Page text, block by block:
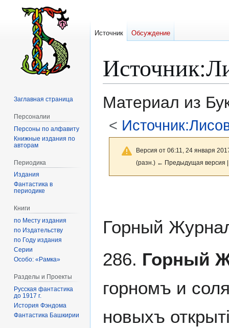
Источник:
Материал из
<
Версия от 06:11, 24 января
(разн.) ← Предыдущая версия
Горный
286. Горный
горномъ и
новыхъ
Источник Обсуждение
Заглавная страница
Персоналии
Персоны по алфавиту
Книжные издания по
авторам
Периодика
Издания
Фантастика в
периодике
Книги
по Месту издания
по Издательству
по Году издания
Серии
Особо: «Рамка»
Разделы и Проекты
Русская фантастика
до 1917 г.
История Фэндома
Фантастика Башкирии